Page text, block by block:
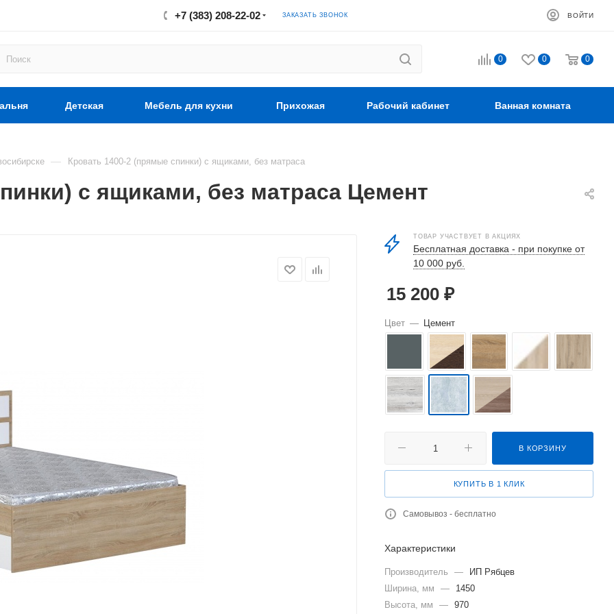
+7 (383) 208-22-02 ЗАКАЗАТЬ ЗВОНОК ВОЙТИ
0 0 0
Детская Мебель для кухни Прихожая Рабочий кабинет Ванная комната
— Кровать 1400-2 (прямые спинки) с ящиками, без матраса
с ящиками, без матраса Цемент
ТОВАР УЧАСТВУЕТ В АКЦИЯХ
Бесплатная доставка - при покупке от
10 000 руб.
15 200 ₽
Цвет — Цемент
В КОРЗИНУ
КУПИТЬ В 1 КЛИК
Самовывоз - бесплатно
Характеристики
Производитель —
ИП Рябцев
Ширина, мм
—
1450
Высота, мм
— 970